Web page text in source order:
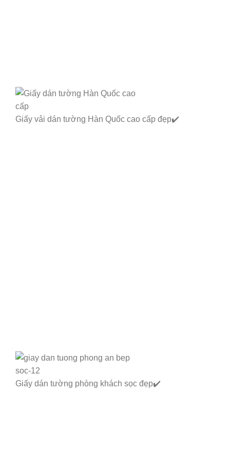
Giấy vải dán tường Hàn Quốc cao cấp đẹp✔️
Giấy dán tường phòng khách sọc đẹp✔️